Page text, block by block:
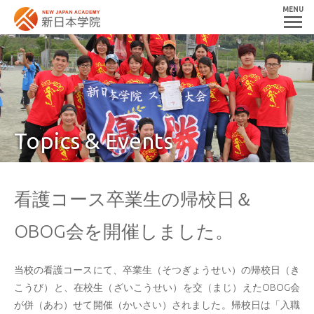
MENU
Topics & Events
看護コース卒業生の帰校日＆
OBOG会を開催しました。
当校の看護コースにて、卒業生（そつぎょうせい）の帰校日（き
こうび）と、在校生（ざいこうせい）を交（まじ）えたOBOG会
が併（あわ）せて開催（かいさい）されました。帰校日は「入職